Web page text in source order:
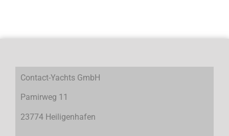
Contact-Yachts GmbH
Pamirweg 11
23774 Heiligenhafen